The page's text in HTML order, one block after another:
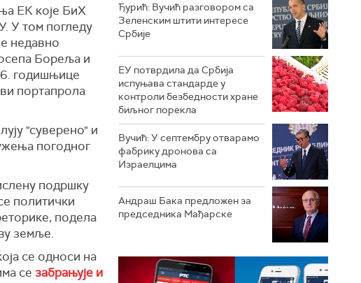
ЕК које БиХ
У том погледу
недавно
Бореља и
годишњице
портапрола
"суверено" и
погодног
подршку
политички
подела
земље.
се односи на
се забрањује и
Ђурић: Вучић разговором са
Зеленским штити интересе
Србије
ЕУ потврдила да Србија
испуњава стандарде у
контроли безбедности хране
биљног порекла
Вучић: У септембру отварамо
фабрику дронова са
Израелцима
Андраш Бакa предложен за
председника Мађарске